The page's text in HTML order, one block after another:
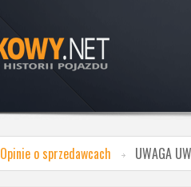
Opinie o sprzedawcach UWAGA